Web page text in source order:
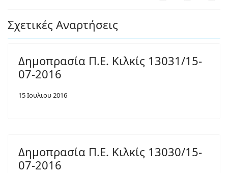
Σχετικές Αναρτήσεις
Δημοπρασία Π.Ε. Κιλκίς 13031/15-
07-2016
15 Ιουλιου 2016
Δημοπρασία Π.Ε. Κιλκίς 13030/15-
07-2016